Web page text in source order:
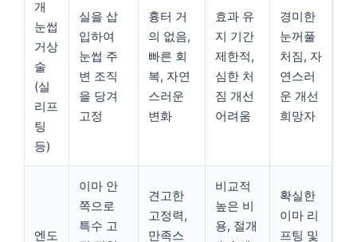
개
눈썹
거상
술
(실
리프
팅
등)
실을 삽
입하여
눈썹 주
변 조직
을 당겨
고정
흉터 거
의 없음,
빠른 회
복, 자연
스러운
변화
효과 유
지 기간
제한적,
심한 처
짐 개선
어려움
경미한
눈꺼풀
처짐, 자
연스러
운 개선
희망자
엔도
이마 안
쪽으로
특수 고
견고한
고정력,
만족스
비교적
높은 비
용, 절개
확실한
이마 리
프팅 및